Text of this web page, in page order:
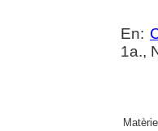
En:
1a.,